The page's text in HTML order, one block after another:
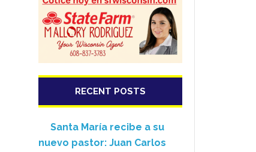
RECENT POSTS
Santa María recibe a su
nuevo pastor: Juan Carlos